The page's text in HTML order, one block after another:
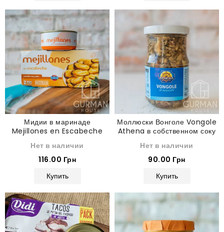
Мидии в маринаде
Mejillones en Escabeche
Нет в наличии
116.00 Грн
Купить
Моллюски Вонголе Vongole
Athena в собственном соку
Нет в наличии
90.00 Грн
Купить